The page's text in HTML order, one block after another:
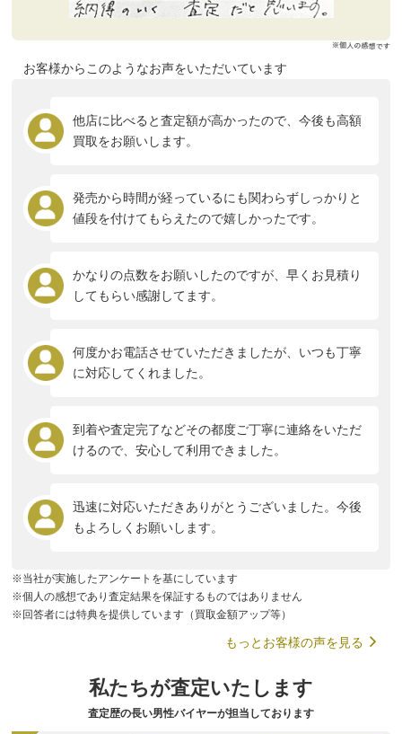
お客様からこのようなお声をいただいています
他店に比べると査定額が高かったので、今後も高額
買取をお願いします。
発売から時間が経っているにも関わらずしっかりと
値段を付けてもらえたので嬉しかったです。
かなりの点数をお願いしたのですが、早くお見積り
してもらい感謝してます。
何度かお電話させていただきましたが、いつも丁寧
に対応してくれました。
到着や査定完了などその都度ご丁寧に連絡をいただ
けるので、安心して利用できました。
迅速に対応いただきありがとうございました。今後
もよろしくお願いします。
※当社が実施したアンケートを基にしています
※個人の感想であり査定結果を保証するものではありません
※回答者には特典を提供しています（買取金額アップ等）
もっとお客様の声を見る
私たちが査定いたします
査定歴の長い男性バイヤーが担当しております